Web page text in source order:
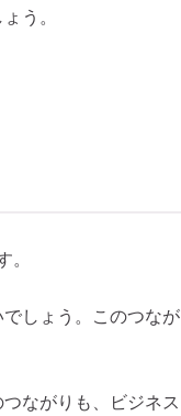
う。
。
しょう。このつなが
ながりも、ビジネス